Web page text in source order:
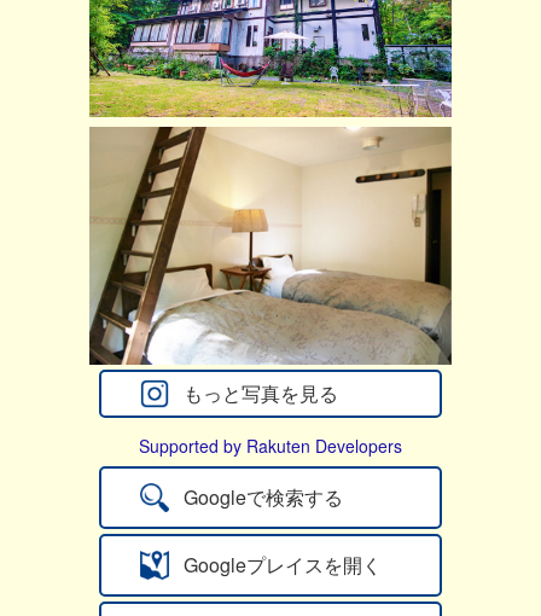
Supported by Rakuten Developers
Googleで検索する
Googleプレイスを開く
もっと写真を見る